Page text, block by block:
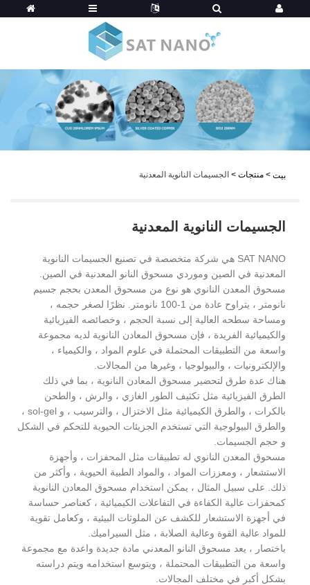
بيت > منتجات > الجسيمات النانوية المعدنية
الجسيمات النانوية المعدنية
SAT NANO هي شركة متخصصة في تصنيع الجسيمات النانوية
المعدنية في الصين وموردي مسحوق النانو المعدنية في الصين.
مسحوق المعدن النانوي هو نوع من مسحوق المعدن بحجم جسيم
نانومتر ، يتراوح عادة من 1-100 نانومتر. نظرًا لصغر حجمه ،
ومساحة سطحه العالية إلى نسبة الحجم ، وخصائصه الفيزيائية
والكيميائية الفريدة ، فإن مسحوق المعادن النانوية لديه مجموعة
واسعة من التطبيقات المحتملة في علوم المواد ، والكيمياء ،
والإلكترونيات ، والبيولوجيا ، وغيرها من المجالات.
هناك عدة طرق لتحضير مسحوق المعادن النانوية ، بما في ذلك
الطرق الفيزيائية مثل تكثيف الطور الغازي ، والرش ، والطحن
بالكرات ، والطرق الكيميائية مثل الاختزال ، والترسيب ، و sol-gel ،
والطرق البيولوجية التي تستخدم الجزيئات الحيوية للتحكم في الشكل
و حجم الجسيمات.
مسحوق المعدن النانوي له تطبيقات مثل المحفزات ، وأجهزة
الاستشعار ، ومعززات المواد ، والمواد الطبية الحيوية ، وأكثر من
ذلك. على سبيل المثال ، يمكن استخدام مسحوق المعادن النانوية
كمحفزات عالية الكفاءة في التفاعلات الكيميائية ، كعناصر حساسة
في أجهزة الاستشعار للكشف عن الملوثات البيئية ، وكعامل تقوية
للمواد عالية القوة وعالية الصلابة ، مثل السيراميك.
باختصار ، يعد مسحوق النانو المعدني مادة جديدة واعدة مع مجموعة
واسعة من التطبيقات المحتملة ، ويتوسع استخدامه ويتم دراسته
بشكل أكبر في مختلف المجالات.